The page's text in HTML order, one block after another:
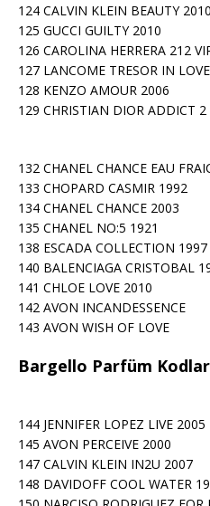
124 CALVIN KLEIN BEAUTY 2010
125 GUCCI GUILTY 2010
126 CAROLINA HERRERA 212
127 LANCOME TRESOR IN
128 KENZO AMOUR 2006
129 CHRISTIAN DIOR ADDICT 2
132 CHANEL CHANCE EAU
133 CHOPARD CASMIR 1992
134 CHANEL CHANCE 2003
135 CHANEL NO:5 1921
138 ESCADA COLLECTION 1997
140 BALENCIAGA CRISTOBAL
141 CHLOE LOVE 2010
142 AVON INCANDESSENCE
143 AVON WISH OF LOVE
Bargello Parfüm
144 JENNIFER LOPEZ LIVE 2005
145 AVON PERCEIVE 2000
147 CALVIN KLEIN IN2U 2007
148 DAVIDOFF COOL WATER